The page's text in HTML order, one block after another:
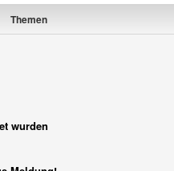
Themen
wurden